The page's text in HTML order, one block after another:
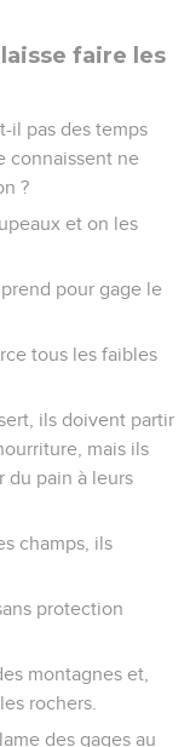
faire les
il pas des temps
connaissent ne
?
et on les
pour gage le
tous les faibles
ils doivent partir
mais ils
du pain à leurs
champs, ils
protection
montagnes et,
rochers.
des gages au